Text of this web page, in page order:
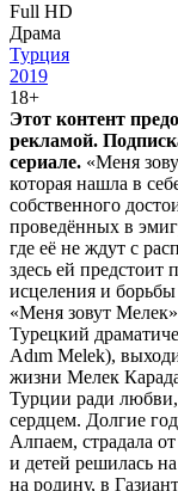
Full HD
Драма
Турция
2019
18+
Этот контент
рекламой.
сериале. «Меня
которая нашла в
собственного
проведённых в
где её не ждут с
здесь ей
исцеления и борьбы
«Меня зовут
Турецкий
Adım Melek),
жизни Мелек
Турции ради любви,
сердцем. Долгие
Алпаем, страдала
и детей решилась
на родину, в